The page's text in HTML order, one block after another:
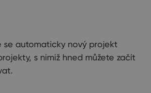
se automaticky nový projekt
s nimiž hned můžete začít